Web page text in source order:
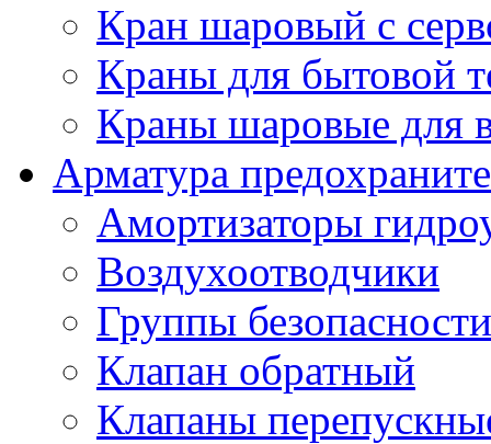
Кран шаровый с
Краны для бытовой
Краны шаровые для
Арматура
Амортизаторы
Воздухоотводчики
Группы безопасности
Клапан обратный
Клапаны